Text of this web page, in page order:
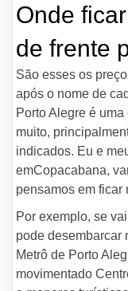
Onde
de frente
São esses os
após o nome de
Porto Alegre é
muito,
indicados. Eu e
emCopacabana,
pensamos em ficar
Por exemplo, se
pode desembarcar
Metrô de Porto
movimentado